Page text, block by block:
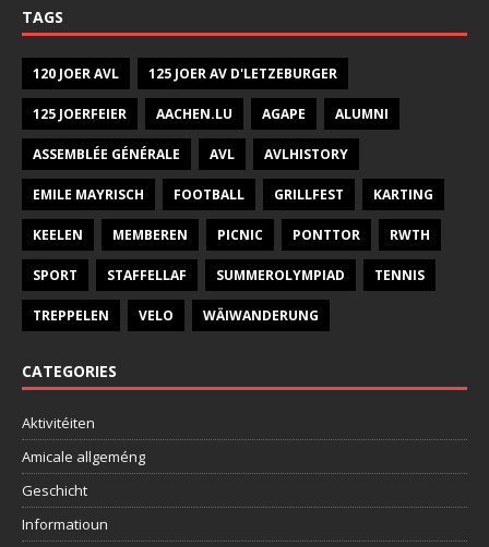
TAGS
120 JOER AVL 125 JOER AV D'LETZEBURGER
125 JOERFEIER AACHEN.LU AGAPE ALUMNI
ASSEMBLÉE GÉNÉRALE AVL AVLHISTORY
EMILE MAYRISCH FOOTBALL GRILLFEST KARTING
KEELEN MEMBEREN PICNIC PONTTOR RWTH
SPORT STAFFELLAF SUMMEROLYMPIAD TENNIS
TREPPELEN VELO WÄIWANDERUNG
CATEGORIES
Aktivitéiten
Amicale allgeméng
Geschicht
Informatioun